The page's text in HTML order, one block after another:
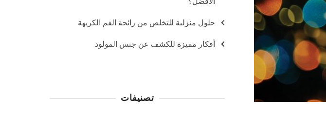
حلول منزلية للتخلص من رائحة الفم الكريهة
أفكار مميزة للكشف عن جنس المولود
تصنيفات